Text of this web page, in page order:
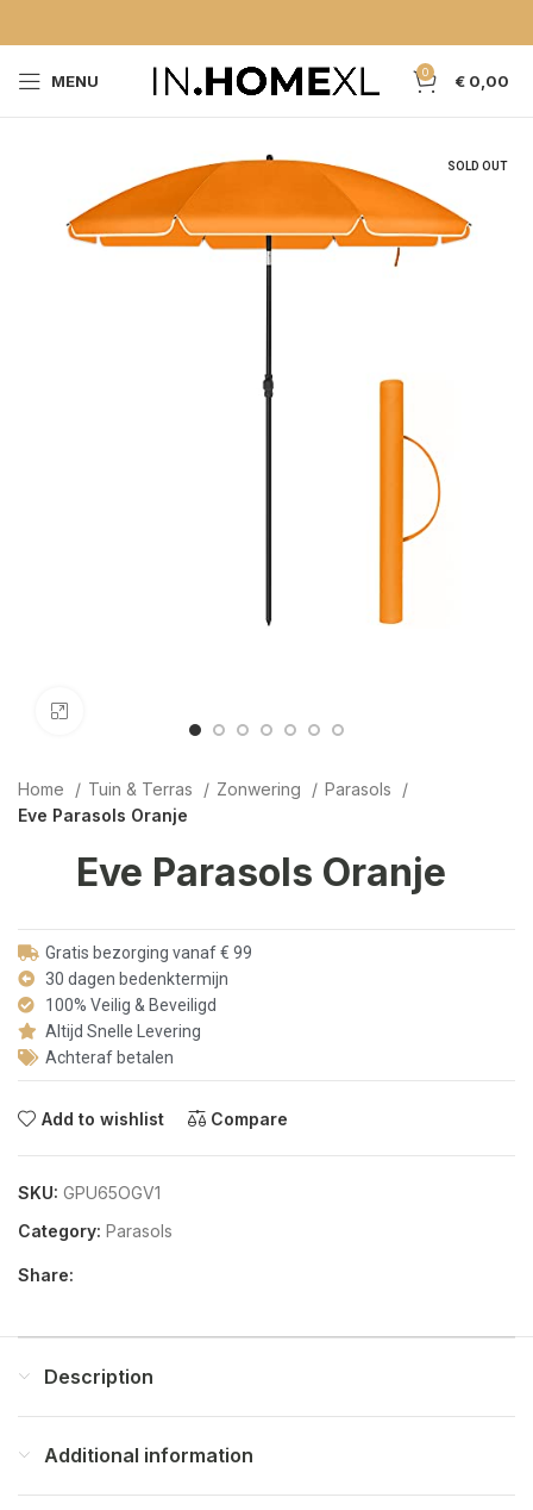
MENU 0 € 0,00
SOLD OUT
Home Tuin & Terras Zonwering
Parasols
Eve Parasols Oranje
Eve Parasols Oranje
Gratis bezorging vanaf € 99
30 dagen bedenktermijn
100% Veilig & Beveiligd
Altijd Snelle Levering
Achteraf betalen
Add to wishlist Compare
SKU: GPU65OGV1
Category: Parasols
Share:
Description
Additional information